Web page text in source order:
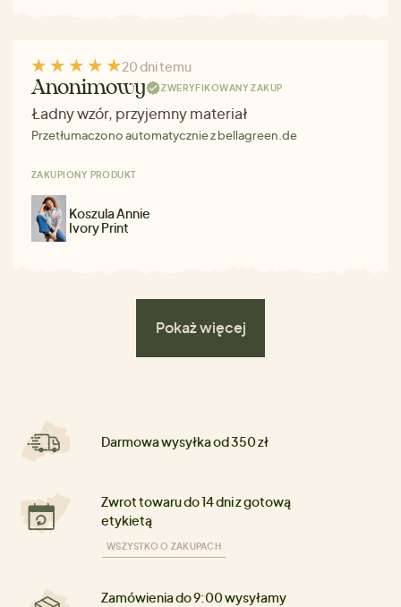
20 dni temu
Anonimowy ZWERYFIKOWANY ZAKUP
Ładny wzór, przyjemny materiał
Przetłumaczono automatycznie z bellagreen.de
ZAKUPIONY PRODUKT
Koszula Annie
Ivory Print
Pokaż więcej
Darmowa wysyłka od 350 zł
Zwrot towaru do 14 dni z gotową
etykietą
WSZYSTKO O ZAKUPACH
Zamówienia do 9:00 wysyłamy